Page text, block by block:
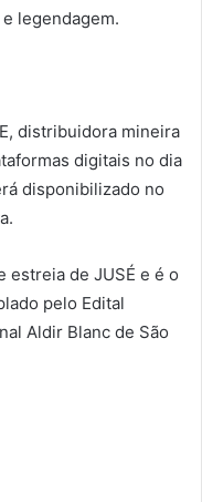
legendagem.
distribuidora mineira
digitais no dia
disponibilizado no
estreia de JUSÉ e é o
pelo Edital
Aldir Blanc de São